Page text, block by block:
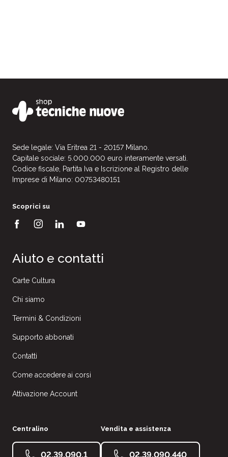
Sede legale: Via Eritrea 21 - 20157 Milano.
Capitale sociale: 5.000.000 euro interamente versati.
Codice fiscale, Partita Iva e Iscrizione al Registro delle
Imprese di Milano: 00753480151
Scoprici su
Aiuto e contatti
Carte Cultura
Chi siamo
Termini & Condizioni
Supporto abbonati
Contatti
Come accedere ai corsi
Attivazione Account
Centralino
02.39.090.1
Vendita e assistenza
02.39.090.440